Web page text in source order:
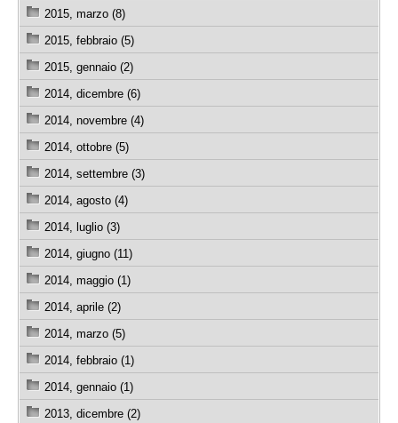
2015, marzo (8)
2015, febbraio (5)
2015, gennaio (2)
2014, dicembre (6)
2014, novembre (4)
2014, ottobre (5)
2014, settembre (3)
2014, agosto (4)
2014, luglio (3)
2014, giugno (11)
2014, maggio (1)
2014, aprile (2)
2014, marzo (5)
2014, febbraio (1)
2014, gennaio (1)
2013, dicembre (2)